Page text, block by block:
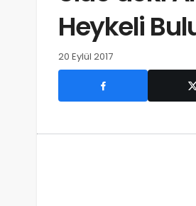
Heykeli
20 Eylül 2017